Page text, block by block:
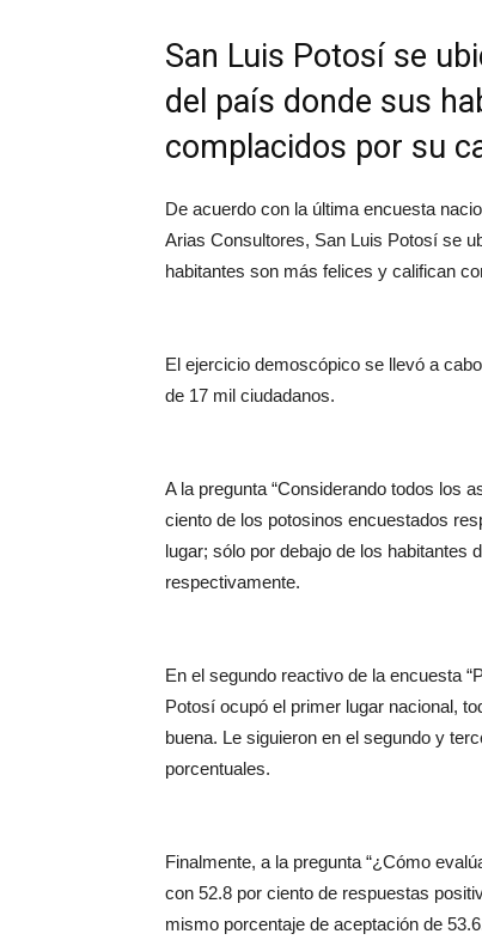
San Luis Potosí se
del país donde sus
complacidos por su
De acuerdo con la última encuesta
Arias Consultores, San Luis Potosí se
habitantes son más felices y califican
El ejercicio demoscópico se llevó a
de 17 mil ciudadanos.
A la pregunta “Considerando todos los
ciento de los potosinos encuestados
lugar; sólo por debajo de los habitantes
respectivamente.
En el segundo reactivo de la encuesta
Potosí ocupó el primer lugar nacional,
buena. Le siguieron en el segundo y
porcentuales.
Finalmente, a la pregunta “¿Cómo
con 52.8 por ciento de respuestas
mismo porcentaje de aceptación de